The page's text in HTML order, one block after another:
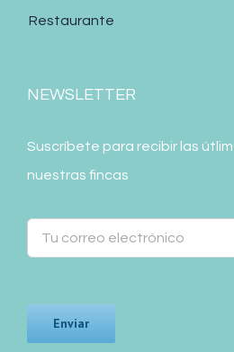
NEWSLETTER
Suscríbete para recibir las
nuestras fincas